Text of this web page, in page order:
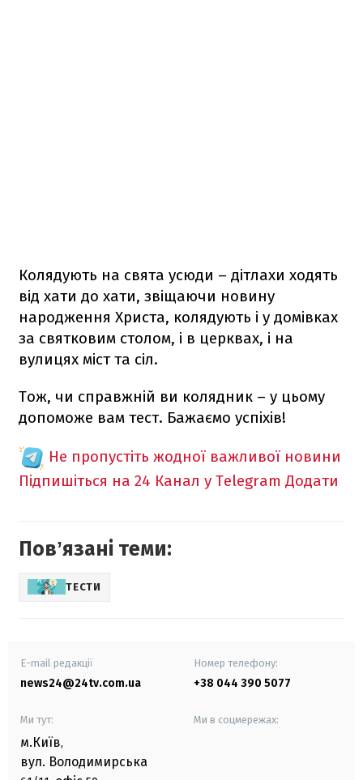
Колядують на свята усюди – дітлахи ходять
від хати до хати, звіщаючи новину
народження Христа, колядують і у домівках
за святковим столом, і в церквах, і на
вулицях міст та сіл.
Тож, чи справжній ви колядник – у цьому
допоможе вам тест. Бажаємо успіхів!
Не пропустіть жодної важливої новини
Підпишіться на 24 Канал у Telegram Додати
Повʼязані теми:
ТЕСТИ
E-mail редакції
news24@24tv.com.ua
Номер телефону:
+38 044 390 5077
Ми тут:
м.Київ,
вул. Володимирська
Ми в соцмережах: